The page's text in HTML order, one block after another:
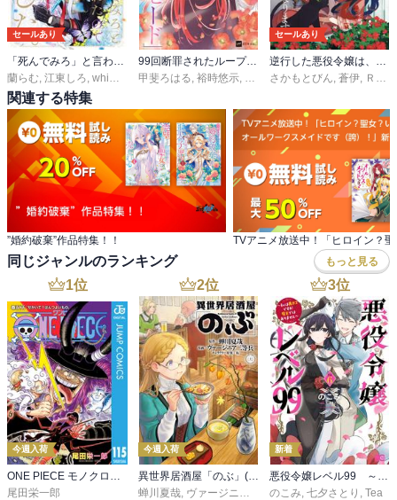
セールあり
蘭らむ 江東しろ whimhalooo
99回断罪されたループ令嬢ですが今世は「超絶愛されモード」ですって!?
甲斐ろはる 裕時悠示 ひだかなみ
セールあり
さかもとびん 蒼伊 ＲＡＨＷＩＡ
関連する特集
”婚約破棄”作品特集！！
同じジャンルのランキング もっと見る
1位
今週入荷
ONE PIECE モノクロ版 115
尾田栄一郎
2位
今週入荷
異世界居酒屋「のぶ」(22)
蝉川夏哉, ヴァージニア二等兵 ,転
3位
新着
悪役令嬢レベル99 ～私は裏ボスですが魔王ではありません～ その６
のこみ, 七夕さとり , Tea